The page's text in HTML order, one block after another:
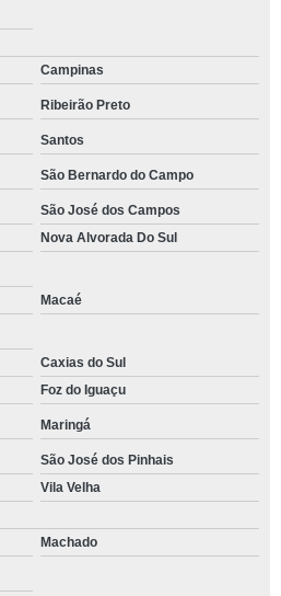
Campinas
Ribeirão Preto
Santos
São Bernardo do Campo
São José dos Campos
Nova Alvorada Do Sul
Macaé
Caxias do Sul
Foz do Iguaçu
Maringá
São José dos Pinhais
Vila Velha
Machado